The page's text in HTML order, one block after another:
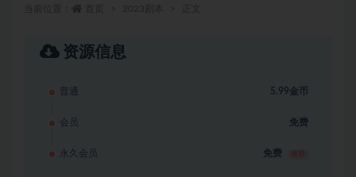
资源信息
普通 5.99金币
会员 免费
永久会员 免费